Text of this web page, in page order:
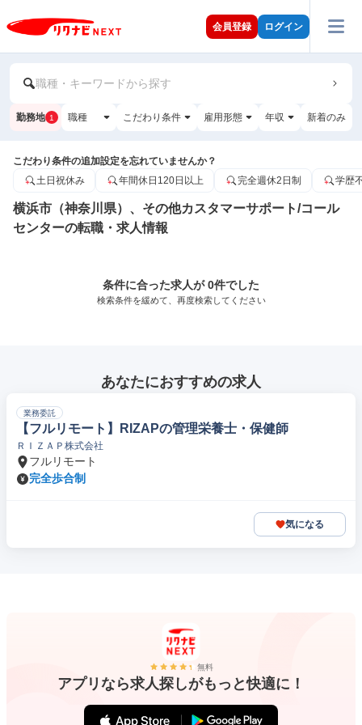
会員登録 ログイン
職種・キーワードから探す
勤務地 1 職種 こだわり条件 雇用形態 年収 新着のみ
こだわり条件の追加設定を忘れていませんか？
土日祝休み
年間休日120日以上 完全週休2日制 学歴
横浜市（神奈川県）、その他カスタマーサポート/コール
センターの転職・求人情報
条件に合った求人が 0件でした
検索条件を緩めて、再度検索してください
あなたにおすすめの求人
業務委託
【フルリモート】RIZAPの管理栄養士・保健師
ＲＩＺＡＰ株式会社
フルリモート
完全歩合制
気になる
無料
アプリなら求人探しがもっと快適に！